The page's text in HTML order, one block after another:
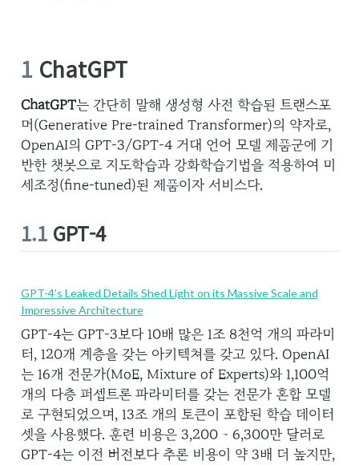
1 ChatGPT
ChatGPT는 간단히 말해 생성형 사전 학습된 트랜스포
머(Generative Pre-trained Transformer)의 약자로,
OpenAI의 GPT-3/GPT-4 거대 언어 모델 제품군에 기
반한 챗봇으로 지도학습과 강화학습기법을 적용하여 미
세조정(fine-tuned)된 제품이자 서비스다.
1.1GPT-4
GPT-4’s Leaked Details Shed Light on its Massive Scale and
Impressive Architecture
GPT-4는 GPT-3보다 10배 많은 1조 8천억 개의 파라미
터, 120개 계층을 갖는 아키텍쳐를 갖고 있다. OpenAI
는 16개 전문가(MoE, Mixture of Experts)와 1,100억
개의 다층 퍼셉트론 파라미터를 갖는 전문가 혼합 모델
로 구현되었으며, 13조 개의 토큰이 포함된 학습 데이터
셋을 사용했다. 훈련 비용은 3,200 ~ 6,300만 달러로
GPT-4는 이전 버전보다 추론 비용이 약 3배 더 높지만,